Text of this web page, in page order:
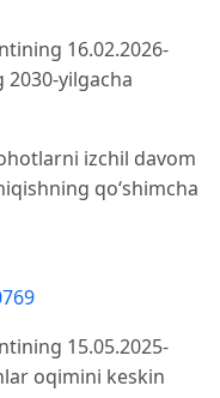
16.02.2026-
yilgacha
izchil davom
qoʻshimcha
15.05.2025-
oqimini keskin